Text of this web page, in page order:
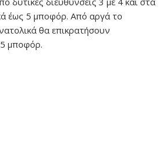
έως 5 μποφόρ. Από αργά το
θα επικρατήσουν
5 μποφόρ.